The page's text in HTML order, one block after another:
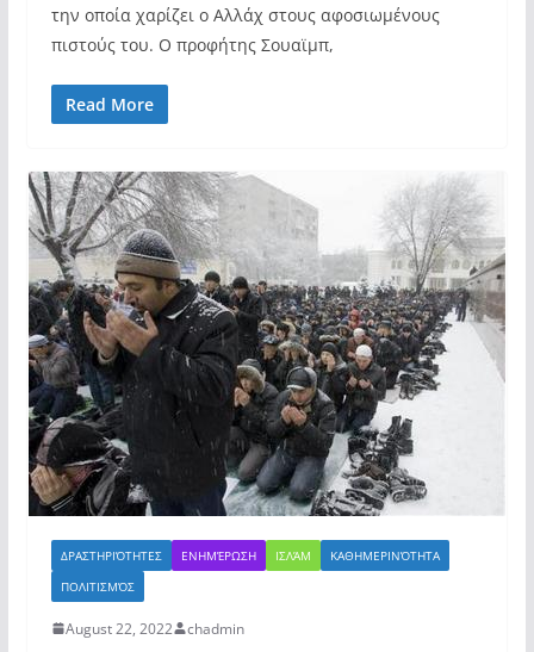
την οποία χαρίζει ο Αλλάχ στους αφοσιωμένους
πιστούς του. Ο προφήτης Σουαϊμπ,
Read More
ΔΡΑΣΤΗΡΙΌΤΗΤΕΣ ΕΝΗΜΈΡΩΣΗ ΙΣΛΆΜ
ΚΑΘΗΜΕΡΙΝΌΤΗΤΑ
ΠΟΛΙΤΙΣΜΌΣ
August 22, 2022 chadmin